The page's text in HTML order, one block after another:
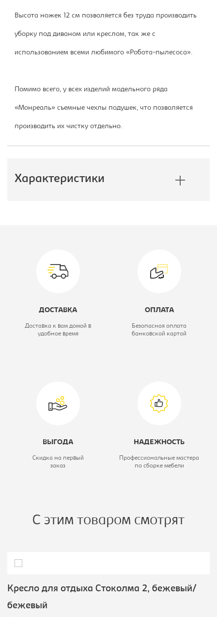
Высота ножек 12 см позволяется без труда производить
уборку под диваном или креслом, так же с
использованием всеми любимого «Робота-пылесоса».
Помимо всего, у всех изделий модельного ряда
«Монреаль» съемные чехлы подушек, что позволяется
производить их чистку отдельно.
Характеристики
Модель мягкой мебели: Монреаль
Вид кресла:
европума
ДОСТАВКА
Доставка к вам домой в
удобное время
ОПЛАТА
Безопасная оплата
банковской картой
ВЫГОДА
Скидка на первый
заказ
НАДЕЖНОСТЬ
Профессиональные мастера
по сборке мебели
С этим товаром смотрят
Кресло для отдыха Стоколма 2, бежевый/
бежевый